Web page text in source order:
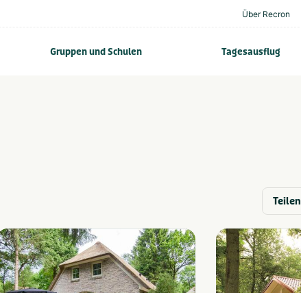
Über Recron
Gruppen und Schulen Tagesausflug
Teilen